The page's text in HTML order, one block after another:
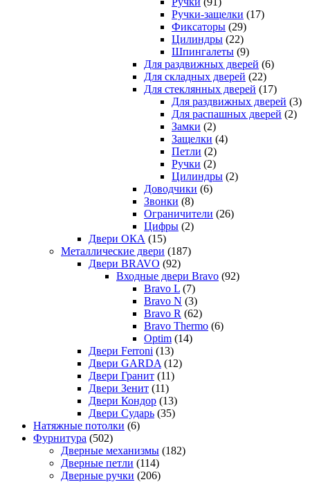
Ручки-защелки (17)
Фиксаторы (29)
Цилиндры (22)
Шпингалеты (9)
Для раздвижных дверей (6)
Для складных дверей (22)
Для стеклянных дверей (17)
Для раздвижных дверей (3)
Для распашных дверей (2)
Замки (2)
Защелки (4)
Петли (2)
Ручки (2)
Цилиндры (2)
Доводчики (6)
Звонки (8)
Ограничители (26)
Цифры (2)
Двери ОКА (15)
Металлические двери (187)
Двери BRAVO (92)
Входные двери Bravo (92)
Bravo L (7)
Bravo N (3)
Bravo R (62)
Bravo Thermo (6)
Optim (14)
Двери Ferroni (13)
Двери GARDA (12)
Двери Гранит (11)
Двери Зенит (11)
Двери Кондор (13)
Двери Сударь (35)
Натяжные потолки (6)
Фурнитура (502)
Дверные механизмы (182)
Дверные петли (114)
Дверные ручки (206)